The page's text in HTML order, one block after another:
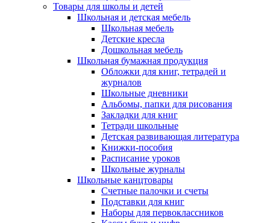
Товары для школы и детей
Школьная и детская мебель
Школьная мебель
Детские кресла
Дошкольная мебель
Школьная бумажная продукция
Обложки для книг, тетрадей и
журналов
Школьные дневники
Альбомы, папки для рисования
Закладки для книг
Тетради школьные
Детская развивающая литература
Книжки-пособия
Расписание уроков
Школьные журналы
Школьные канцтовары
Счетные палочки и счеты
Подставки для книг
Наборы для первоклассников